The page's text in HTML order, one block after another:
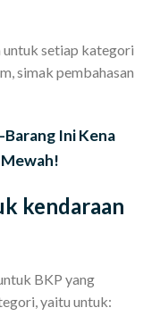
setiap kategori
simak pembahasan
Barang Ini Kena
Mewah!
kendaraan
BKP yang
yaitu untuk: